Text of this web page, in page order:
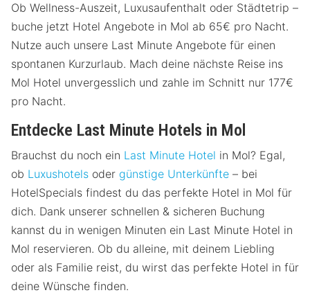
Ob Wellness-Auszeit, Luxusaufenthalt oder Städtetrip –
buche jetzt Hotel Angebote in Mol ab 65€ pro Nacht.
Nutze auch unsere Last Minute Angebote für einen
spontanen Kurzurlaub. Mach deine nächste Reise ins
Mol Hotel unvergesslich und zahle im Schnitt nur 177€
pro Nacht.
Entdecke Last Minute Hotels in Mol
Brauchst du noch ein Last Minute Hotel in Mol? Egal,
ob Luxushotels oder günstige Unterkünfte – bei
HotelSpecials findest du das perfekte Hotel in Mol für
dich. Dank unserer schnellen & sicheren Buchung
kannst du in wenigen Minuten ein Last Minute Hotel in
Mol reservieren. Ob du alleine, mit deinem Liebling
oder als Familie reist, du wirst das perfekte Hotel in für
deine Wünsche finden.